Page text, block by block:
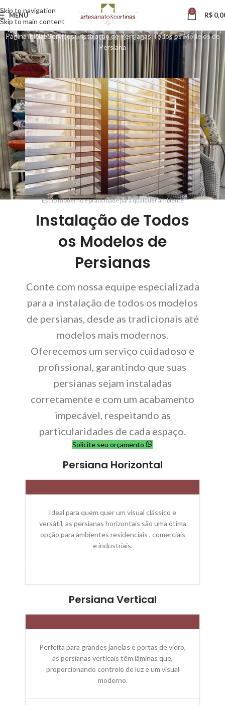
Skip to navigation
Skip to main content
MENU 0 R$
Página inicial Serviços Instalação de Persianas Todos os Modelos de
Persiana
Estilo moderno e praticidade para qualquer ambiente
Instalação de Todos
os Modelos de
Persianas
Conte com nossa equipe especializada
para a instalação de todos os modelos
de persianas, desde as tradicionais até
modelos mais modernos.
Oferecemos um serviço cuidadoso e
profissional, garantindo que suas
persianas sejam instaladas
corretamente e com um acabamento
impecável, respeitando as
particularidades de cada espaço.
Solicite seu orçamento
Persiana Horizontal
Ideal para quem quer um visual clássico e
versátil, as persianas horizontais são uma ótima
opção para ambientes residenciais , comerciais
e industriais.
Persiana Vertical
Perfeita para grandes janelas e portas de vidro,
as persianas verticais têm lâminas que,
proporcionando controle de luz e um visual
moderno.